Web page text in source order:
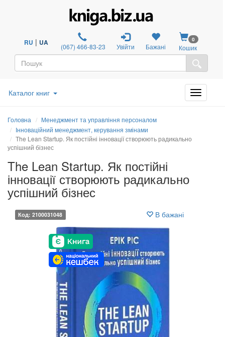
RU | UA (067) 466-83-23 Увійти Бажані
0
Кошик
Каталог книг
Головна
Менеджмент та управління персоналом
Інноваційний менеджмент, керування змінами
The Lean Startup. Як постійні інновації створюють радикально
успішний бізнес
The Lean Startup. Як постійні
інновації створюють радикально
успішний бізнес
Код: 2100031048 В бажані